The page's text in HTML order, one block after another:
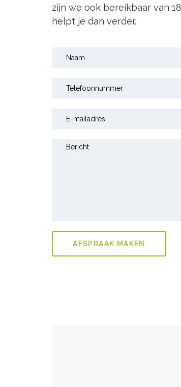
zijn we ook bereikbaar van
helpt je dan verder.